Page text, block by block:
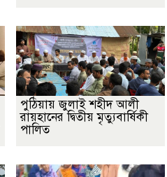
পুঠিয়ায় জুলাই শহীদ আলী
রায়হানের দ্বিতীয় মৃত্যুবার্ষিকী
পালিত